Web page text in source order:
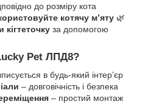
до розміру кота
котячу м’яту 🌿
за допомогою
Pet ЛПД8?
в будь-який інтер’єр
– довговічність і безпека
– простий монтаж